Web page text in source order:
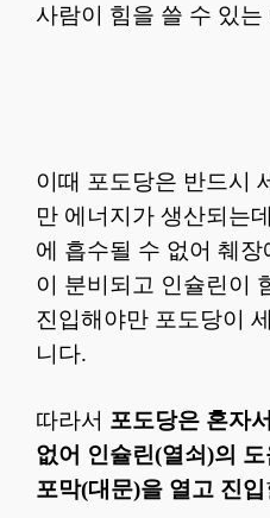
사람이 힘을 쓸 수 있
이때 포도당은 반드시
만 에너지가 생산되는
에 흡수될 수 없어 췌
이 분비되고 인슐린이
진입해야만 포도당이
니다.
따라서 포도당은 혼자
없어 인슐린(열쇠)의
포막(대문)을 열고 진입